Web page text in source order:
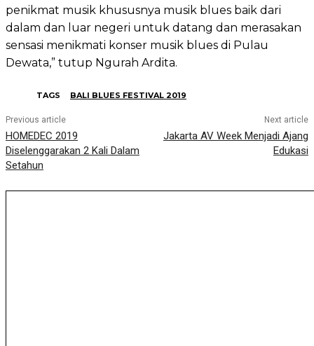
penikmat musik khususnya musik blues baik dari
dalam dan luar negeri untuk datang dan merasakan
sensasi menikmati konser musik blues di Pulau
Dewata,” tutup Ngurah Ardita.
TAGS BALI BLUES FESTIVAL 2019
Previous article
HOMEDEC 2019
Diselenggarakan 2 Kali Dalam
Setahun
Next article
Jakarta AV Week Menjadi Ajang
Edukasi